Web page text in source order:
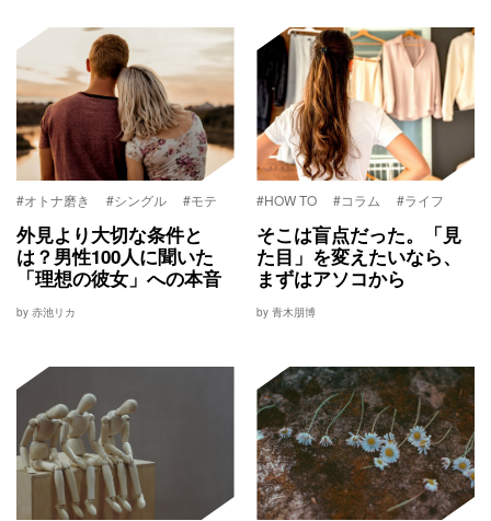
#オトナ磨き #シングル #モテ
外見より大切な条件と
は？男性100人に聞いた
「理想の彼女」への本音
by 赤池リカ
#HOW TO #コラム #ライフ
そこは盲点だった。「見
た目」を変えたいなら、
まずはアソコから
by 青木朋博